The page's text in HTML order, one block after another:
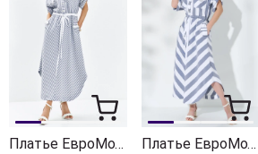
Платье ЕвроМода 684 серо-синий Платье ЕвроМода 719 серо-синий